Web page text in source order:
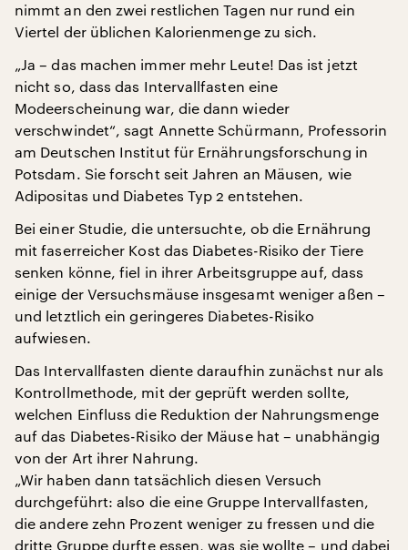
nimmt an den zwei restlichen Tagen nur rund ein
Viertel der üblichen Kalorienmenge zu sich.
„Ja – das machen immer mehr Leute! Das ist jetzt
nicht so, dass das Intervallfasten eine
Modeerscheinung war, die dann wieder
verschwindet“, sagt Annette Schürmann, Professorin
am Deutschen Institut für Ernährungsforschung in
Potsdam. Sie forscht seit Jahren an Mäusen, wie
Adipositas und Diabetes Typ 2 entstehen.
Bei einer Studie, die untersuchte, ob die Ernährung
mit faserreicher Kost das Diabetes-Risiko der Tiere
senken könne, fiel in ihrer Arbeitsgruppe auf, dass
einige der Versuchsmäuse insgesamt weniger aßen –
und letztlich ein geringeres Diabetes-Risiko
aufwiesen.
Das Intervallfasten diente daraufhin zunächst nur als
Kontrollmethode, mit der geprüft werden sollte,
welchen Einfluss die Reduktion der Nahrungsmenge
auf das Diabetes-Risiko der Mäuse hat – unabhängig
von der Art ihrer Nahrung.
„Wir haben dann tatsächlich diesen Versuch
durchgeführt: also die eine Gruppe Intervallfasten,
die andere zehn Prozent weniger zu fressen und die
dritte Gruppe durfte essen, was sie wollte – und dabei